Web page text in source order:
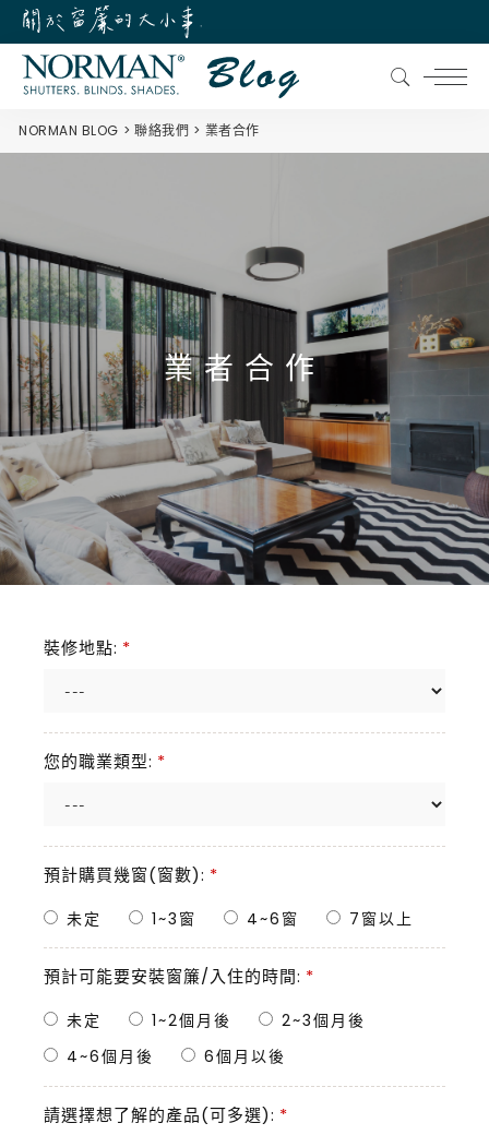
NORMAN BLOG 聯絡我們 業者合作
業者合作
裝修地點: *
您的職業類型: *
預計購買幾窗(窗數): *
未定 1~3窗 4~6窗 7窗以上
預計可能要安裝窗簾/入住的時間: *
未定 1~2個月後
2~3個月後
4~6個月後
6個月以後
請選擇想了解的產品(可多選): *